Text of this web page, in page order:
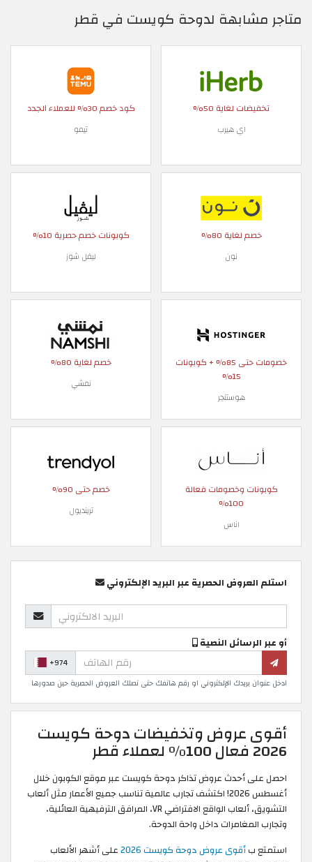
متاجر مشابهة لدوحة كويست في قطر
تخفيضات لغاية 50%
اي هيرب
كود خصم 30% للعملاء الجدد
تيمو
خصم لغاية 80%
نون
كوبونات خصم حصرية 10%
ليفل شوز
خصومات حتى 85% + كوبونات
15%
هوستنجر
خصم لغاية 80%
نمشي
كوبونات وخصومات فعالة
100%
اناس
خصم حتى 90%
ترينديول
استلم العروض الحصرية عبر البريد الإلكتروني
أو عبر الرسائل النصية
+974
ادخل عنوان بريدك الإلكتروني او رقم هاتفك حتى تصلك العروض الحصرية حين صدورها
أقوى عروض وتخفيضات دوحة كويست
2026 فعال 100% لعملاء قطر
احصل على أحدث عروض تذاكر دوحة كويست عبر موقع الكوبون خلال
أغسطس 2026! اكتشف تجارب عالمية تناسب جميع الأعمار مثل ألعاب
التشويق، ألعاب الواقع الافتراضي VR، المرافق الترفيهية العائلية،
وتجارب المغامرات داخل واحة الدوحة.
استمتع بأقوى عروض دوحة كويست 2026
على أشهر الألعاب